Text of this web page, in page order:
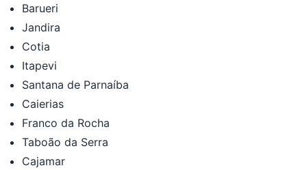
Barueri
Jandira
Cotia
Itapevi
Santana de Parnaíba
Caierias
Franco da Rocha
Taboão da Serra
Cajamar